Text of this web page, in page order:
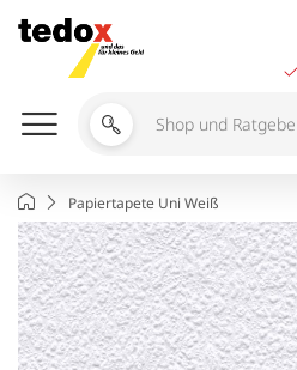
Inhalt
springen
Shop
durchsuchen
StartseitePapiertapete Uni Weiß